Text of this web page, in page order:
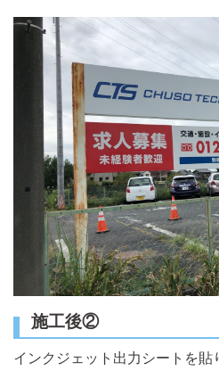
施工後②
インクジェット出力シートを貼